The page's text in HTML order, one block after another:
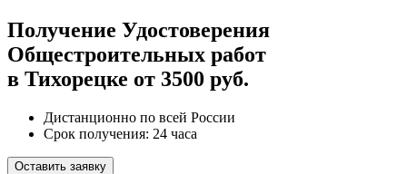
Получение Удостоверения
Общестроительных работ
в Тихорецке от 3500 руб.
Дистанционно по всей России
Срок получения: 24 часа
Оставить заявку